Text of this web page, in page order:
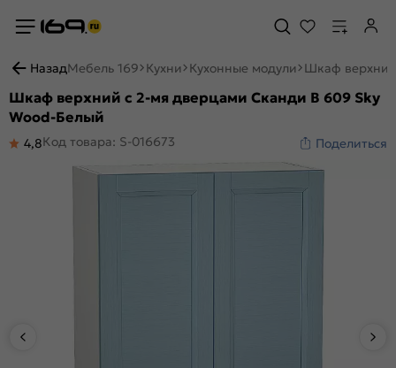
НазадМебель 169 Кухни Кухонные модули Шкаф
Шкаф верхний с 2-мя дверцами Сканди В 609 Sky
Wood-Белый
4,8Код товара: S-016673 Поделиться